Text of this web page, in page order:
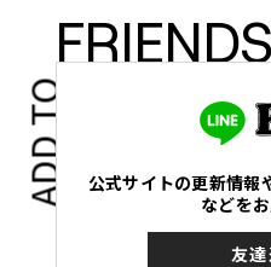
ADD TO
公式サイトの更新情報
などを
友